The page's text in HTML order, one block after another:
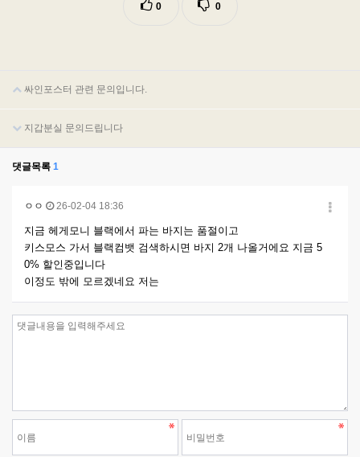
0 0
싸인포스터 관련 문의입니다.
지갑분실 문의드립니다
댓글목록 1
ㅇㅇ 26-02-04 18:36
지금 헤게모니 블랙에서 파는 바지는 품절이고
키스모스 가서 블랙컴뱃 검색하시면 바지 2개 나올거에요 지금 5
0% 할인중입니다
이정도 밖에 모르겠네요 저는